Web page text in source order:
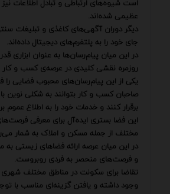
است شیوه‌های ارتباطی و تبادل اطلاعات
عظیمی شده‌اند.
دیگر دوران آگهی‌های کاغذی و تبلیغات
جای خود را به پلتفرم‌های دیجیتال داده‌اند.
در این میان پیام‌رسان‌ها به عنوان ابزاری
روزمره نقشی کلیدی در عرصه‌ی کسب و کار
یکی از این پیام‌رسان‌های محبوب فضایی را
صاحبان کسب و کار بتوانند به شکلی نوین
برقرار کنند و خدمات خود را به اطلاع عموم
این فضا بستری ایده‌آل برای معرفی
مختلف از جمله مسکن و املاک به شمار
در این میان عرصه ارائه فضاهای زیستی به
و فرصت‌های منحصر به فردی روبروست.
تقاضا برای سکونت در مناطق مختلف
وجود داشته و یافتن گزینه‌ای مناسب با